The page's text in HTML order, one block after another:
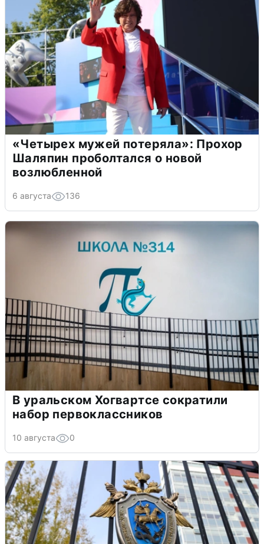
«Четырех мужей потеряла»: Прохор
Шаляпин проболтался о новой
возлюбленной
6 августа 136
В уральском Хогвартсе сократили
набор первоклассников
10 августа 0